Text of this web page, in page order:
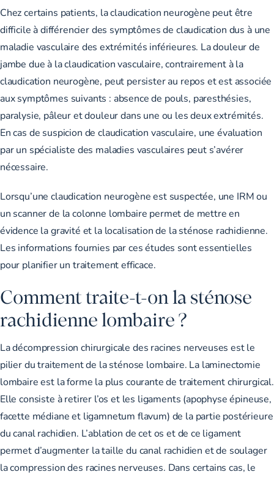
Chez certains patients, la claudication neurogène peut être
difficile à différencier des symptômes de claudication dus à une
maladie vasculaire des extrémités inférieures. La douleur de
jambe due à la claudication vasculaire, contrairement à la
claudication neurogène, peut persister au repos et est associée
aux symptômes suivants : absence de pouls, paresthésies,
paralysie, pâleur et douleur dans une ou les deux extrémités.
En cas de suspicion de claudication vasculaire, une évaluation
par un spécialiste des maladies vasculaires peut s’avérer
nécessaire.
Lorsqu’une claudication neurogène est suspectée, une IRM ou
un scanner de la colonne lombaire permet de mettre en
évidence la gravité et la localisation de la sténose rachidienne.
Les informations fournies par ces études sont essentielles
pour planifier un traitement efficace.
Comment traite-t-on la sténose
rachidienne lombaire ?
La décompression chirurgicale des racines nerveuses est le
pilier du traitement de la sténose lombaire. La laminectomie
lombaire est la forme la plus courante de traitement chirurgical.
Elle consiste à retirer l’os et les ligaments (apophyse épineuse,
facette médiane et ligamnetum flavum) de la partie postérieure
du canal rachidien. L’ablation de cet os et de ce ligament
permet d’augmenter la taille du canal rachidien et de soulager
la compression des racines nerveuses. Dans certains cas, le